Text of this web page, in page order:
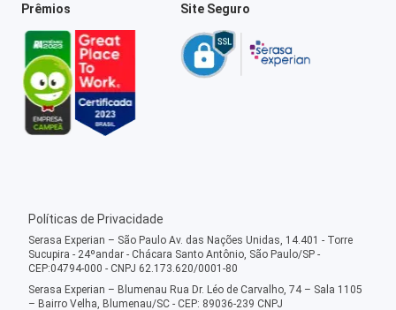
Prêmios Site Seguro
Políticas de Privacidade
Serasa Experian – São Paulo Av. das Nações Unidas, 14.401 - Torre
Sucupira - 24ºandar - Chácara Santo Antônio, São Paulo/SP -
CEP:04794-000 - CNPJ 62.173.620/0001-80
Serasa Experian – Blumenau Rua Dr. Léo de Carvalho, 74 – Sala 1105
– Bairro Velha, Blumenau/SC - CEP: 89036-239 CNPJ